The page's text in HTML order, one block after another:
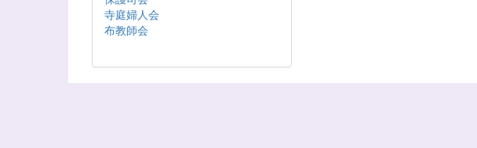
寺庭婦人会
布教師会